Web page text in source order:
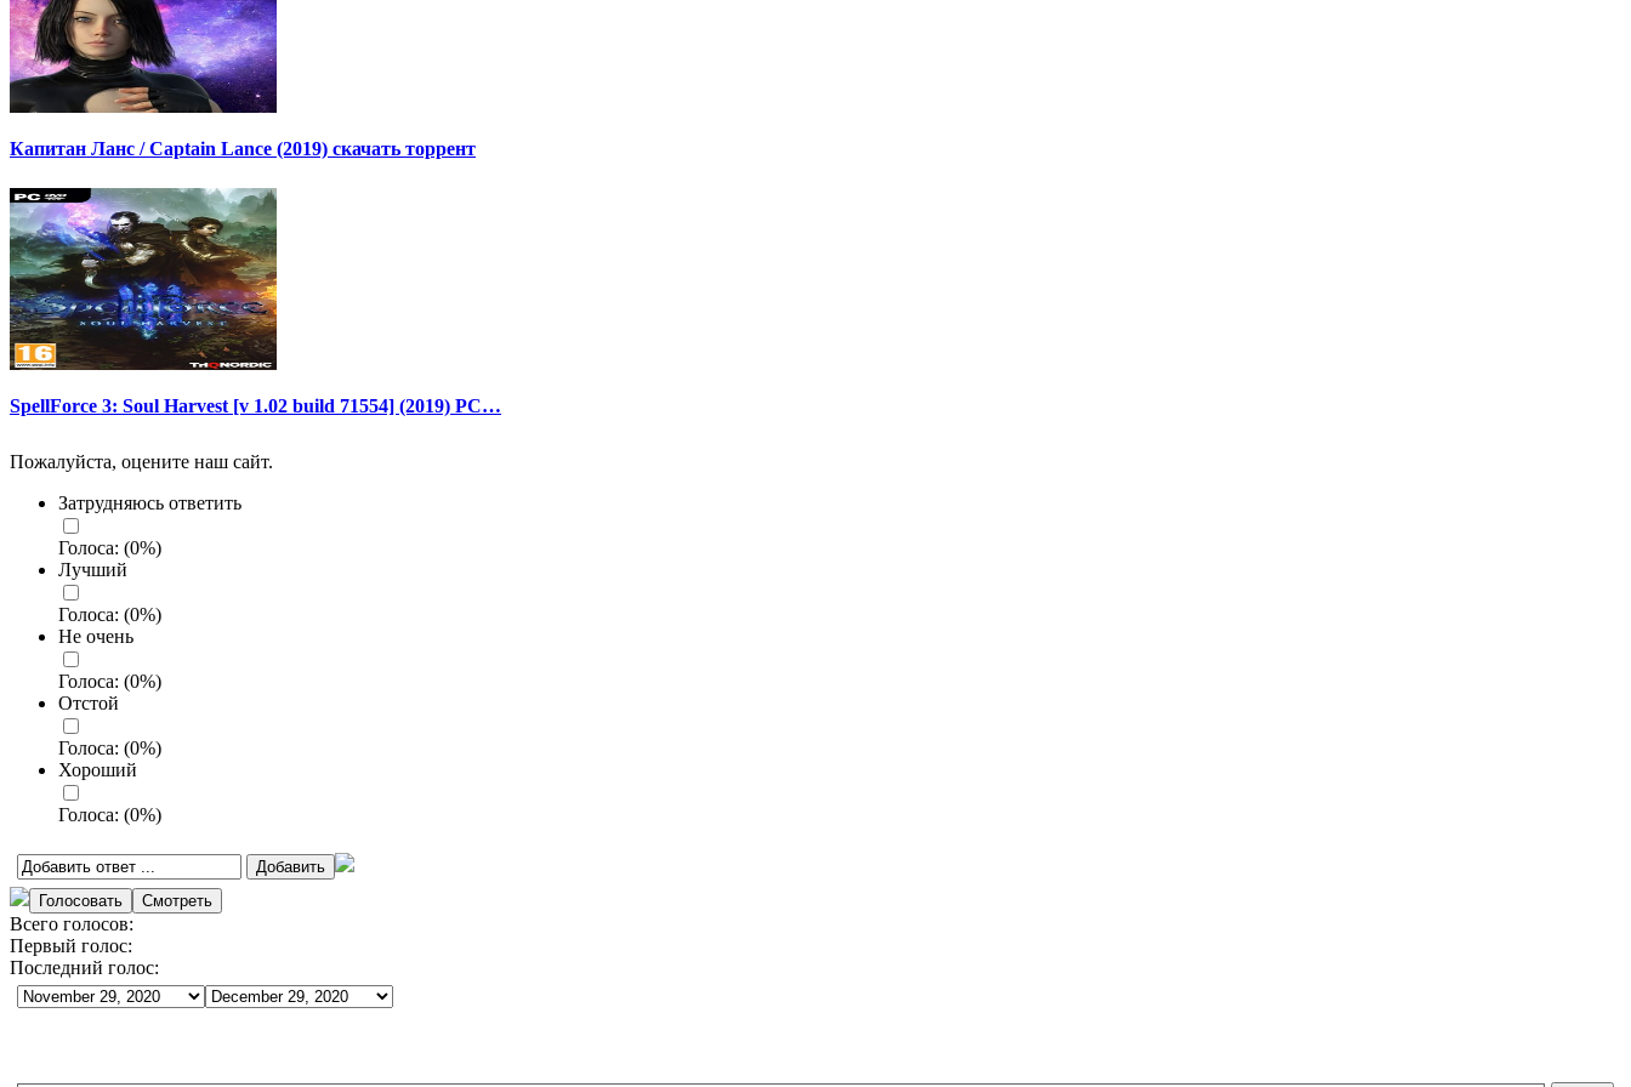
Капитан Ланс / Captain Lance (2019) скачать торрент
SpellForce 3: Soul Harvest [v 1.02 build 71554] (2019) PC…
Пожалуйста, оцените наш сайт.
Затрудняюсь ответить
Голоса: (0%)
Лучший
Голоса: (0%)
Не очень
Голоса: (0%)
Отстой
Голоса: (0%)
Хороший
Голоса: (0%)
Всего голосов:
Первый голос:
Последний голос: